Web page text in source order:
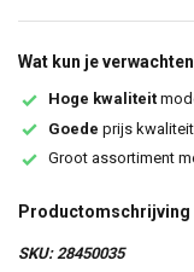
Wat kun je
Hoge kwaliteit
Goede prijs
Groot assortiment
Productomschrijving
SKU: 28450035